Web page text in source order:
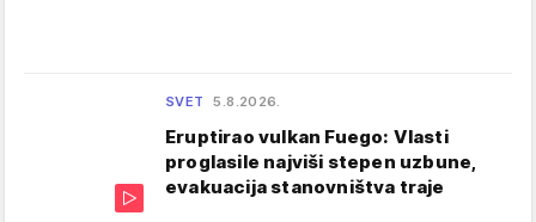
SVET 5.8.2026.
Eruptirao vulkan Fuego: Vlasti
proglasile najviši stepen uzbune,
evakuacija stanovništva traje